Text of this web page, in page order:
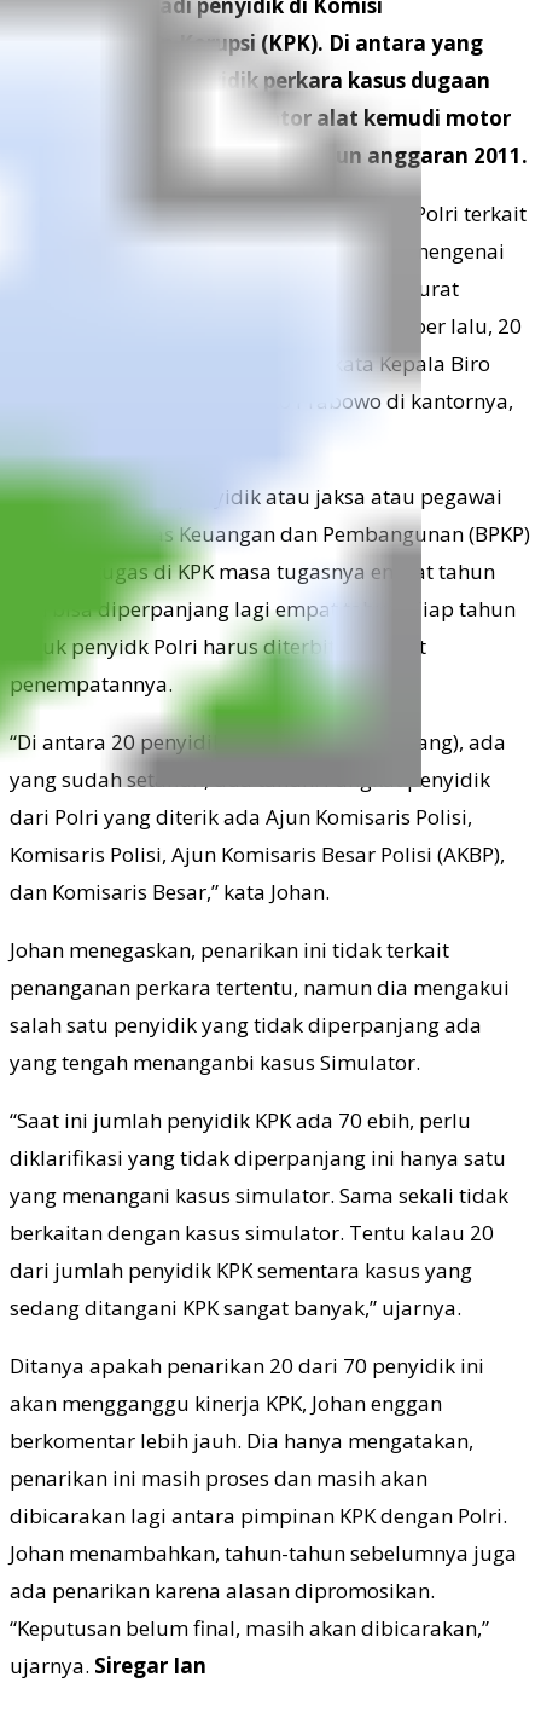
Pemberantasan Korupsi (KPK). Di antara yang
ditarik tengah menyidik perkara kasus dugaan
korupsi pengadaan simulator alat kemudi motor
dan mobil di Korlantas Polri tahun anggaran 2011.
“KPK menerima surat balasan dari Mabes Polri terkait
dengan surat pimpinan KPK kepada Polri mengenai
penugasan penyidik di KPK. Berdasarkan surat
balasan dari Mabes Polri pada 12 September lalu, 20
penyidik itu tidak diperpanjang,” kata Kepala Biro
Humas KPK Johan Budi Sapto Prabowo di kantornya,
Dia mengatakan, penyidik atau jaksa atau pegawai
Badan Pengawas Keuangan dan Pembangunan (BPKP)
yang bertugas di KPK masa tugasnya empat tahun
dan bisa diperpanjang lagi empat tahun. Tiap tahun
untuk penyidk Polri harus diterbitkan surat
penempatannya.
“Di antara 20 penyidik (yang tidak perpanjang), ada
yang sudah setahun, dua tahun. Pangkat penyidik
dari Polri yang diterik ada Ajun Komisaris Polisi,
Komisaris Polisi, Ajun Komisaris Besar Polisi (AKBP),
dan Komisaris Besar,” kata Johan.
Johan menegaskan, penarikan ini tidak terkait
penanganan perkara tertentu, namun dia mengakui
salah satu penyidik yang tidak diperpanjang ada
yang tengah menanganbi kasus Simulator.
“Saat ini jumlah penyidik KPK ada 70 ebih, perlu
diklarifikasi yang tidak diperpanjang ini hanya satu
yang menangani kasus simulator. Sama sekali tidak
berkaitan dengan kasus simulator. Tentu kalau 20
dari jumlah penyidik KPK sementara kasus yang
sedang ditangani KPK sangat banyak,” ujarnya.
Ditanya apakah penarikan 20 dari 70 penyidik ini
akan mengganggu kinerja KPK, Johan enggan
berkomentar lebih jauh. Dia hanya mengatakan,
penarikan ini masih proses dan masih akan
dibicarakan lagi antara pimpinan KPK dengan Polri.
Johan menambahkan, tahun-tahun sebelumnya juga
ada penarikan karena alasan dipromosikan.
“Keputusan belum final, masih akan dibicarakan,”
ujarnya. Siregar Ian